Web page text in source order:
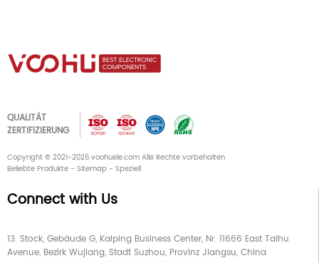
QUALITÄT
ZERTIFIZIERUNG
Copyright © 2021-2026 voohuele.com Alle Rechte vorbehalten
Beliebte Produkte - Sitemap - Speziell
Connect with Us
13. Stock, Gebäude G, Kaiping Business Center, Nr. 11666 East Taihu
Avenue, Bezirk Wujiang, Stadt Suzhou, Provinz Jiangsu, China